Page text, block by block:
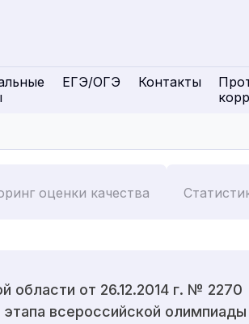
ЕГЭ/ОГЭ Контакты
оценки качества
области от 26.12.2014 г. № 2270
всероссийской олимпиады